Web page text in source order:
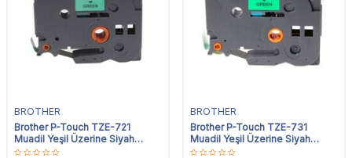
BROTHER
Brother P-Touch TZE-721
Muadil Yeşil Üzerine Siyah
Etiket 9mm x 8m
BROTHER
Brother P-Touch TZE-731
Muadil Yeşil Üzerine Siyah
Etiket 12mm x 8m